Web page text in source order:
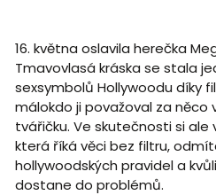
16. května oslavila herečka
Tmavovlasá kráska se stala
sexsymbolů Hollywoodu díky
málokdo ji považoval za něco
tvářičku. Ve skutečnosti si ale
která říká věci bez filtru,
hollywoodských pravidel a
dostane do problémů.